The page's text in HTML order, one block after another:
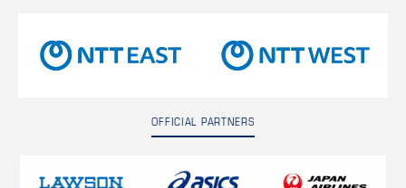
OFFICIAL PARTNERS